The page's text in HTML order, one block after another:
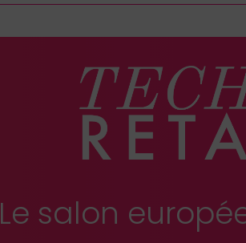
Le salon